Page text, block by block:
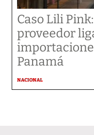
Caso Lili
proveedor
Panamá
NACIONAL